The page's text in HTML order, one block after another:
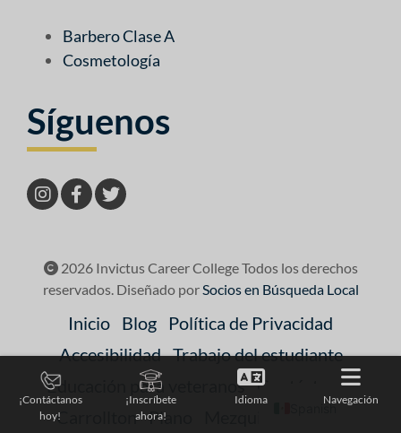
Barbero Clase A
Cosmetología
Síguenos
2026 Invictus Career College Todos los derechos
reservados. Diseñado por Socios en Búsqueda Local
Inicio Blog
Política de Privacidad
Accesibilidad Trabajo del estudiante
Educación para veteranos Contáctanos
Carrollton Plano
¡Contáctanos
hoy!
¡Inscríbete
ahora!
Idioma Navegación
Spanish